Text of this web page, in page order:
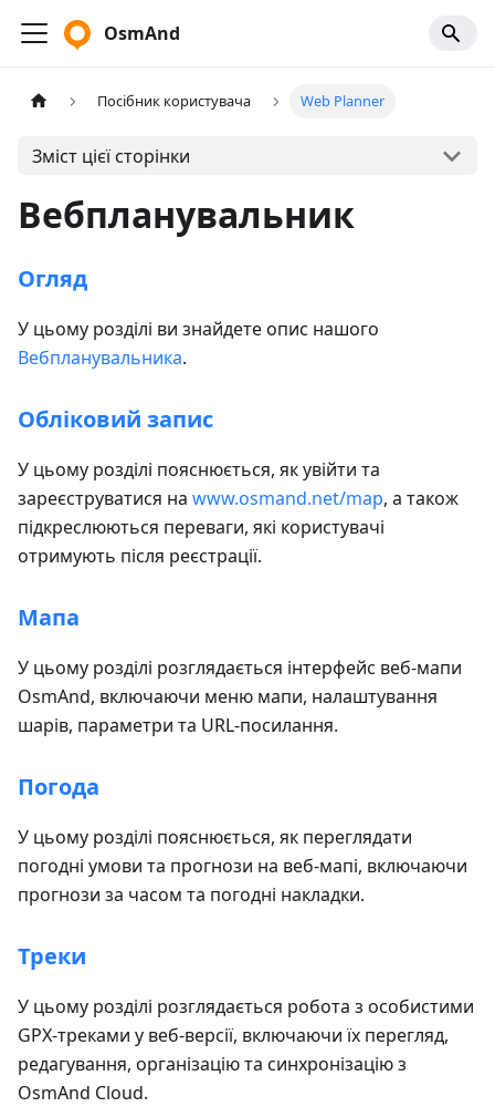
OsmAnd
Посібник користувача Web Planner
Зміст цієї сторінки
Вебпланувальник
Огляд
У цьому розділі ви знайдете опис нашого
Вебпланувальника.
Обліковий запис
У цьому розділі пояснюється, як увійти та
зареєструватися на www.osmand.net/map, а також
підкреслюються переваги, які користувачі
отримують після реєстрації.
Мапа
У цьому розділі розглядається інтерфейс веб-мапи
OsmAnd, включаючи меню мапи, налаштування
шарів, параметри та URL-посилання.
Погода
У цьому розділі пояснюється, як переглядати
погодні умови та прогнози на веб-мапі, включаючи
прогнози за часом та погодні накладки.
Треки
У цьому розділі розглядається робота з особистими
GPX-треками у веб-версії, включаючи їх перегляд,
редагування, організацію та синхронізацію з
OsmAnd Cloud.